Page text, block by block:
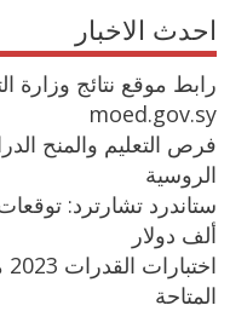
احدث الاخبار
رابط موقع نتائج وزارة
moed.gov.sy
فرص التعليم والمنح
الروسية
ألف دولار
المتاحة